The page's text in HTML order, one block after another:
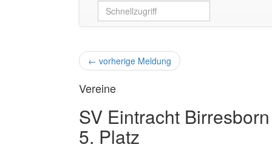
← vorherige Meldung
Vereine
SV Eintracht
5. Platz